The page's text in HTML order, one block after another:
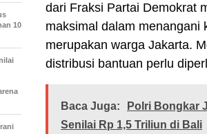
dari Fraksi Partai Demokrat
maksimal dalam menangani
merupakan warga Jakarta.
distribusi bantuan perlu
Baca Juga:
Polri Bongkar
Senilai Rp 1,5 Triliun di Bali
10